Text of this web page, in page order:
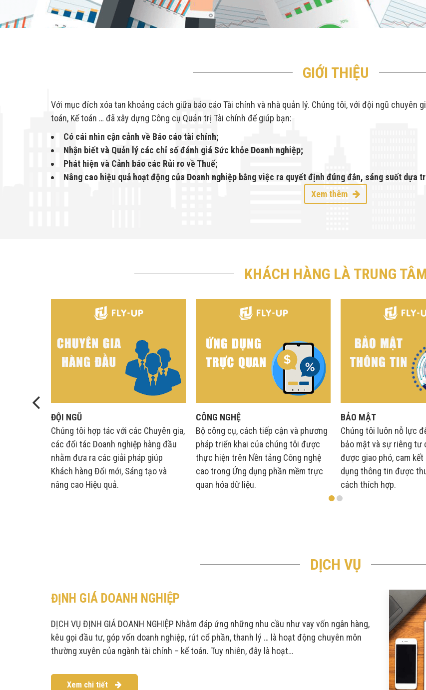
GIỚI THIỆU
Với mục đích xóa tan khoảng cách giữa báo cáo Tài chính và nhà quản lý. Chúng tôi, với đội ngũ chuyên
toán, Kế toán … đã xây dựng Công cụ Quản trị Tài chính để giúp bạn:
Có cái nhìn cận cảnh về Báo cáo tài chính;
Nhận biết và Quản lý các chỉ số đánh giá Sức khỏe Doanh nghiệp;
Phát hiện và Cảnh báo các Rủi ro về Thuế;
Nâng cao hiệu quả hoạt động của Doanh nghiệp bằng việc ra quyết định đúng đắn, sáng suốt dựa
Xem thêm
KHÁCH HÀNG LÀ TRUNG TÂM
ĐỘI NGŨ
Chúng tôi hợp tác với các Chuyên gia,
các đối tác Doanh nghiệp hàng đầu
nhằm đưa ra các giải pháp giúp
Khách hàng Đổi mới, Sáng tạo và
nâng cao Hiệu quả.
CÔNG NGHỆ
Bộ công cụ, cách tiếp cận và phương
pháp triển khai của chúng tôi được
thực hiện trên Nền tảng Công nghệ
cao trong Ứng dụng phần mềm trực
quan hóa dữ liệu.
BẢO MẬT
Chúng tôi luôn nỗ lực
bảo mật và sự riêng tư
được giao phó, cam kết
dụng thông tin được
cách thích hợp.
DỊCH VỤ
ĐỊNH GIÁ DOANH NGHIỆP
DỊCH VỤ ĐỊNH GIÁ DOANH NGHIỆP Nhằm đáp ứng những nhu cầu như vay vốn ngân hàng,
kêu gọi đầu tư, góp vốn doanh nghiệp, rút cổ phần, thanh lý … là hoạt động chuyên môn
thường xuyên của ngành tài chính – kế toán. Tuy nhiên, đây là hoạt…
Xem chi tiết